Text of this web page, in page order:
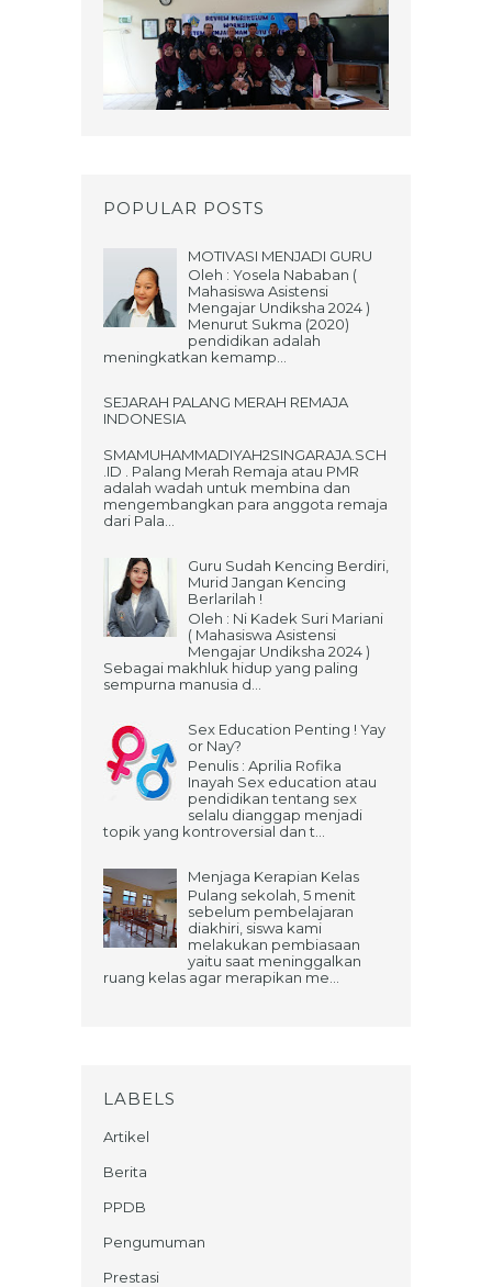
POPULAR POSTS
MOTIVASI MENJADI GURU
Oleh : Yosela Nababan (
Mahasiswa Asistensi
Mengajar Undiksha 2024 )
Menurut Sukma (2020)
pendidikan adalah
meningkatkan kemamp...
SEJARAH PALANG MERAH REMAJA
INDONESIA
SMAMUHAMMADIYAH2SINGARAJA.SCH
.ID . Palang Merah Remaja atau PMR
adalah wadah untuk membina dan
mengembangkan para anggota remaja
dari Pala...
Guru Sudah Kencing Berdiri,
Murid Jangan Kencing
Berlarilah !
Oleh : Ni Kadek Suri Mariani
( Mahasiswa Asistensi
Mengajar Undiksha 2024 )
Sebagai makhluk hidup yang paling
sempurna manusia d...
Sex Education Penting ! Yay
or Nay?
Penulis : Aprilia Rofika
Inayah Sex education atau
pendidikan tentang sex
selalu dianggap menjadi
topik yang kontroversial dan t...
Menjaga Kerapian Kelas
Pulang sekolah, 5 menit
sebelum pembelajaran
diakhiri, siswa kami
melakukan pembiasaan
yaitu saat meninggalkan
ruang kelas agar merapikan me...
LABELS
Artikel
Berita
PPDB
Pengumuman
Prestasi